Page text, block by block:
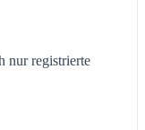
nur registrierte